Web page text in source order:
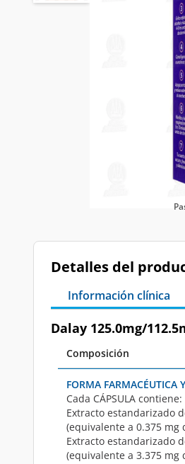
Detalles del
Información clínica
Dalay 125.0mg/
Composición
FORMA FARMACÉUTICA
Cada CÁPSULA contiene:
Extracto estandarizado
(equivalente a 0.375 mg
Extracto estandarizado
(equivalente a 3.375